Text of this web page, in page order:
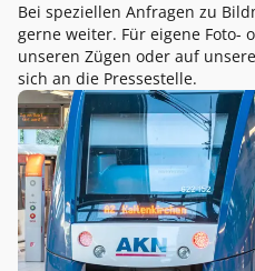
Bei speziellen Anfragen zu
gerne weiter. Für eigene Foto-
unseren Zügen oder auf
sich an die Pressestelle.